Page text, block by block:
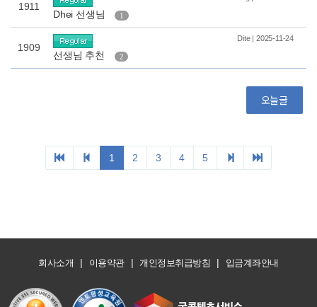
회사소개 | 이용약관 | 개인정보취급방침 | 입금계좌안내